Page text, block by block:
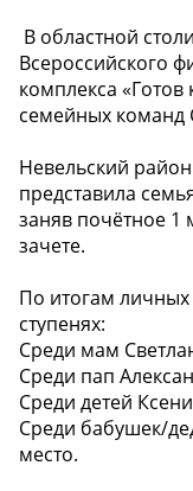
В областной
Всероссийского
комплекса «Готов
семейных команд
Невельский
представила
заняв почётное
зачете.
По итогам личных
ступенях:
Среди мам
Среди пап
Среди детей
Среди бабушек/
место.